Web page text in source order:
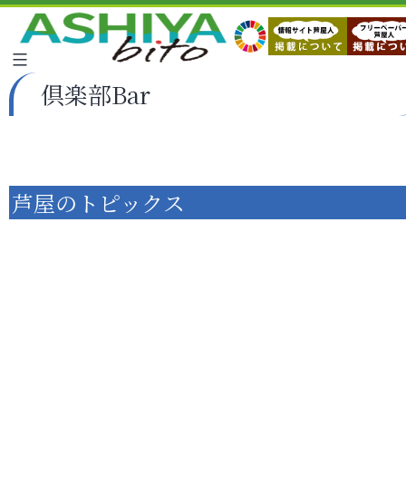
倶楽部Bar
芦屋のトピックス